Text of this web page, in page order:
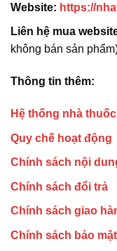
Website: https://
Liên hệ mua
không bán sản
Thông tin thêm:
Hệ thống nhà thuốc
Quy chế hoạt động
Chính sách nội
Chính sách đổi trả
Chính sách giao
Chính sách bảo mật